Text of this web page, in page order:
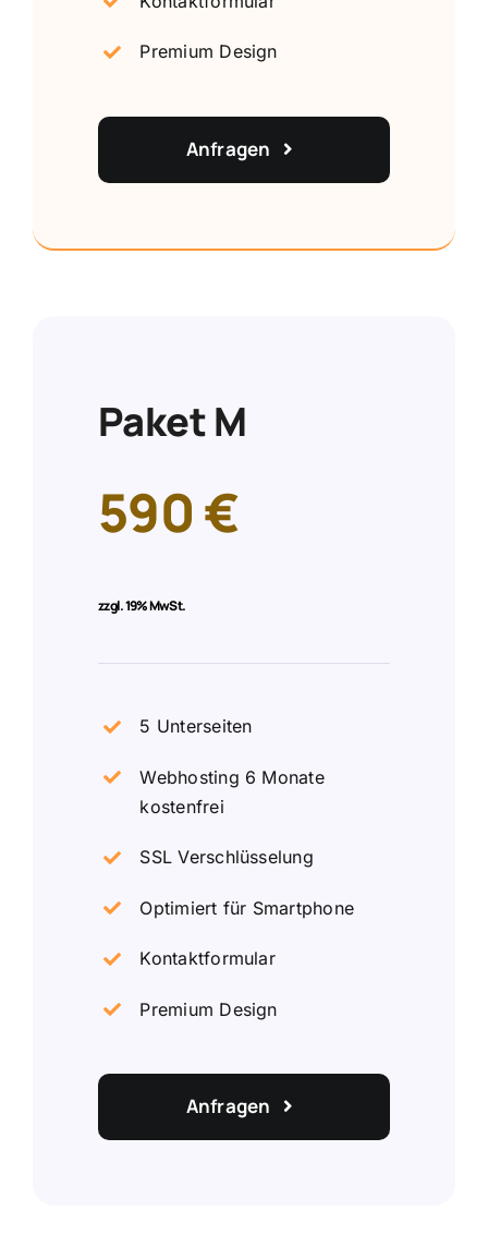
Premium Design
Anfragen
Paket M
590 €
zzgl.19% MwSt.
5 Unterseiten
Webhosting 6 Monate
kostenfrei
SSL Verschlüsselung
Optimiert für Smartphone
Kontaktformular
Premium Design
Anfragen